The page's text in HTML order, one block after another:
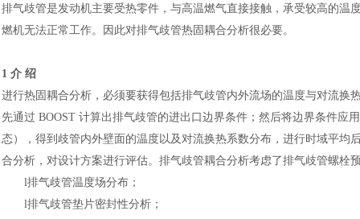
排气歧管是发动机主要受热零件，与高温燃气直接接触，承受较高的温
燃机无法正常工作。因此对排气歧管热固耦合分析很必要。
1 介 绍
进行热固耦合分析，必须要获得包括排气歧管内外流场的温度与对流换
先通过 BOOST 计算出排气歧管的进出口边界条件；然后将边界条件应
态），得到歧管内外壁面的温度以及对流换热系数分布，进行时域平均
合分析，对设计方案进行评估。排气歧管耦合分析考虑了排气歧管螺栓
l排气歧管温度场分布；
l排气歧管垫片密封性分析；